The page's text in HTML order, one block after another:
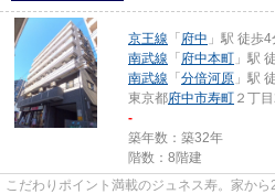
京王線 「 府中 」駅 徒歩4
南武線 「 府中本町 」駅
南武線 「 分倍河原 」駅
東京都府中市寿町 ２丁
-
築年数：築32年
階数：8階建
こだわりポイント満載のジュネス寿。家か